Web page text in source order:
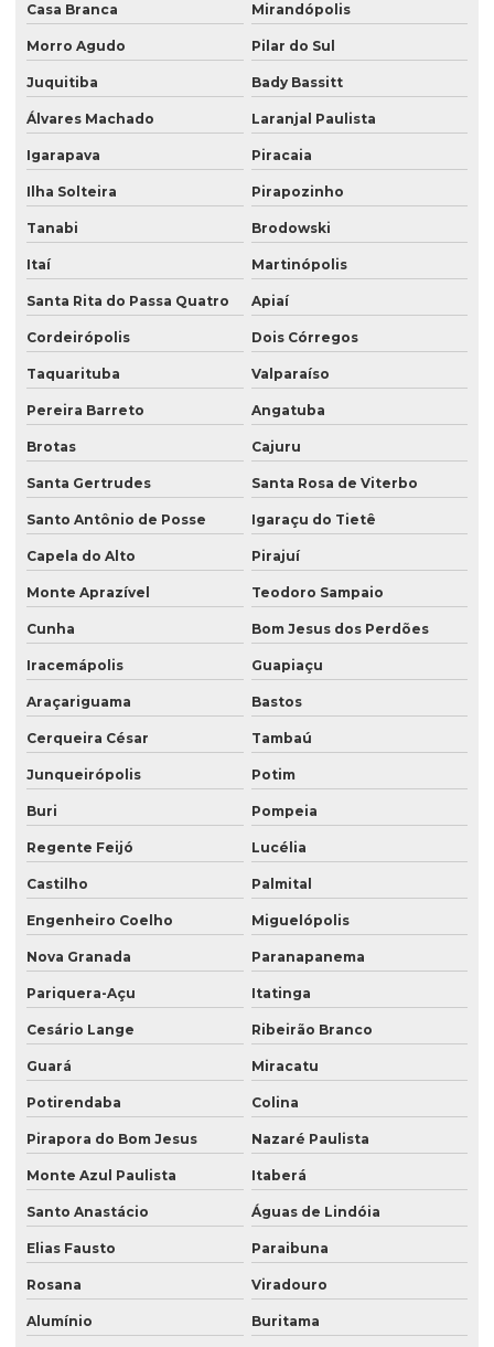
Casa Branca Mirandópolis
Morro Agudo Pilar do Sul
Juquitiba Bady Bassitt
Álvares Machado Laranjal Paulista
Igarapava Piracaia
Ilha Solteira Pirapozinho
Tanabi Brodowski
Itaí Martinópolis
Santa Rita do Passa Quatro Apiaí
Cordeirópolis Dois Córregos
Taquarituba Valparaíso
Pereira Barreto Angatuba
Brotas Cajuru
Santa Gertrudes Santa Rosa de Viterbo
Santo Antônio de Posse Igaraçu do Tietê
Capela do Alto Pirajuí
Monte Aprazível Teodoro Sampaio
Cunha Bom Jesus dos Perdões
Iracemápolis Guapiaçu
Araçariguama Bastos
Cerqueira César Tambaú
Junqueirópolis Potim
Buri Pompeia
Regente Feijó Lucélia
Castilho Palmital
Engenheiro Coelho Miguelópolis
Nova Granada Paranapanema
Pariquera-Açu Itatinga
Cesário Lange Ribeirão Branco
Guará Miracatu
Potirendaba Colina
Pirapora do Bom Jesus Nazaré Paulista
Monte Azul Paulista Itaberá
Santo Anastácio Águas de Lindóia
Elias Fausto Paraibuna
Rosana Viradouro
Alumínio Buritama